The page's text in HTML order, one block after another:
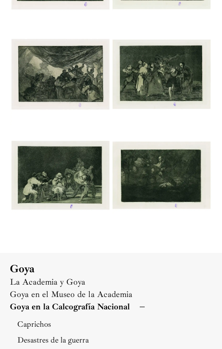
Goya
La Academia y Goya
Goya en el Museo de la Academia
Goya en la Calcografía Nacional
Caprichos
Desastres de la guerra